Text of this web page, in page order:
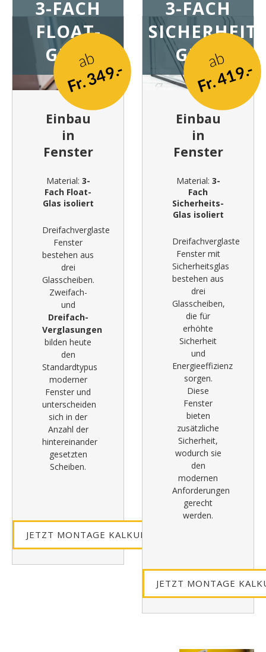
3-FACH
FLOAT-
GLAS
Einbau
in
Fenster
Material: 3-
Fach Float-
Glas isoliert
Dreifachverglaste
Fenster
bestehen aus
drei
Glasscheiben.
Zweifach-
und
Dreifach-
Verglasungen
bilden heute
den
Standardtypus
moderner
Fenster und
unterscheiden
sich in der
Anzahl der
hintereinander
gesetzten
Scheiben.
JETZT MONTAGE KALKULIEREN »
ab
Fr. 349.-
3-FACH
GLAS
Einbau
in
Fenster
Material: 3-
Fach
Sicherheits-
Glas isoliert
Dreifachverglaste
Fenster mit
Sicherheitsglas
bestehen aus
drei
Glasscheiben,
die für
erhöhte
Sicherheit
und
Energieeffizienz
sorgen.
Diese
Fenster
bieten
zusätzliche
Sicherheit,
wodurch sie
den
modernen
Anforderungen
gerecht
werden.
JETZT MONTAGE
ab
Fr. 419.-